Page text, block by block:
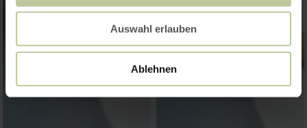
Auswahl erlauben
Ablehnen